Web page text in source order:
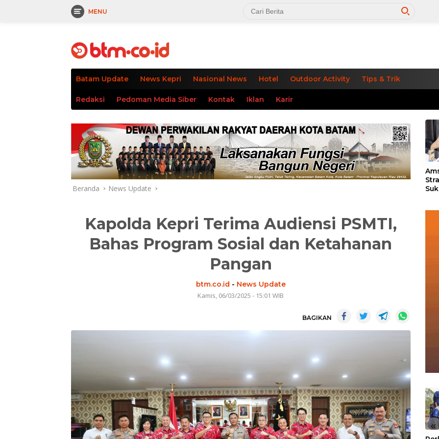
MENU
Batam Update News Kepri Nasional News Hotel Outdoor Activity Tips & Trik
Redaksi Pedoman Media Siber Kontak Iklan Karir
Beranda News Update
Kapolda Kepri Terima Audiensi PSMTI,
Bahas Program Sosial dan Ketahanan
Pangan
btm.co.id - News Update
Kamis, 06/03/2025 - 15:01 WIB
BAGIKAN
«
«